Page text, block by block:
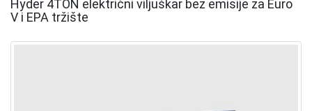
Hyder 4TON električni viljuškar bez emisije za Euro
V i EPA tržište